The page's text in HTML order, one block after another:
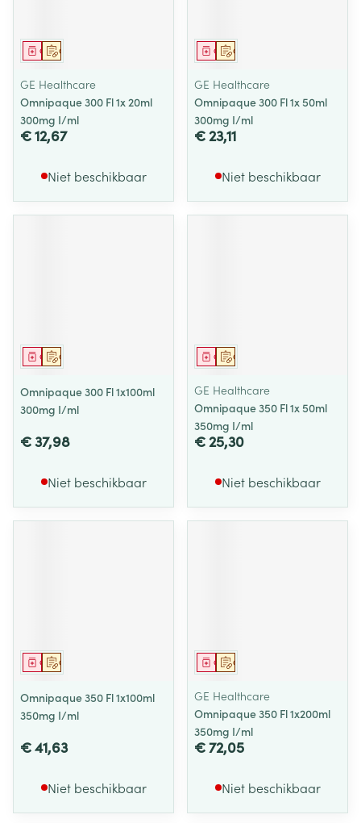
Op voorschrift
Geneesmiddel
GE Healthcare
Omnipaque 300 Fl 1x 20ml
300mg I/ml
€ 12,67
Niet beschikbaar
Op voorschrift
Geneesmiddel
GE Healthcare
Omnipaque 300 Fl 1x 50ml
300mg I/ml
€ 23,11
Niet beschikbaar
Op voorschrift
Geneesmiddel
Omnipaque 300 Fl 1x100ml
300mg I/ml
€ 37,98
Niet beschikbaar
Op voorschrift
Geneesmiddel
GE Healthcare
Omnipaque 350 Fl 1x 50ml
350mg I/ml
€ 25,30
Niet beschikbaar
Op voorschrift
Geneesmiddel
Omnipaque 350 Fl 1x100ml
350mg I/ml
€ 41,63
Niet beschikbaar
Op voorschrift
Geneesmiddel
GE Healthcare
Omnipaque 350 Fl 1x200ml
350mg I/ml
€ 72,05
Niet beschikbaar